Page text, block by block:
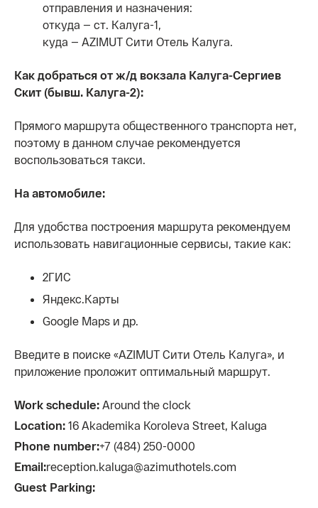
отправления и назначения:
откуда — ст. Калуга-1,
куда — AZIMUT Сити Отель Калуга.
Как добраться от ж/д вокзала Калуга-Сергиев
Скит (бывш. Калуга-2):
Прямого маршрута общественного транспорта нет,
поэтому в данном случае рекомендуется
воспользоваться такси.
На автомобиле:
Для удобства построения маршрута рекомендуем
использовать навигационные сервисы, такие как:
2ГИС
Яндекс.Карты
Google Maps и др.
Введите в поиске «AZIMUT Сити Отель Калуга», и
приложение проложит оптимальный маршрут.
Work schedule: Around the clock
Location: 16 Akademika Koroleva Street, Kaluga
Phone number:+7 (484) 250-0000
Email:reception.kaluga@azimuthotels.com
Guest Parking: